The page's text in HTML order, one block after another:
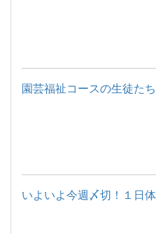
いよいよ今週〆切！１日